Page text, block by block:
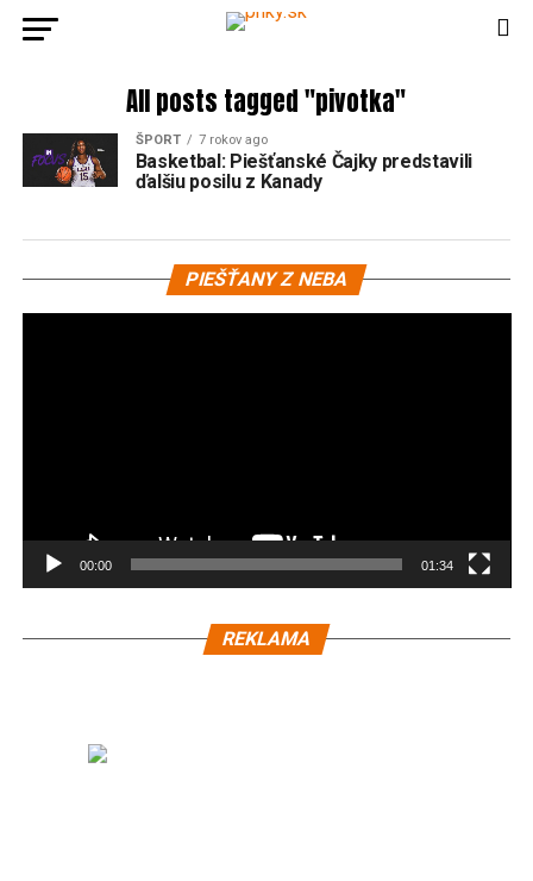
All posts tagged "pivotka"
ŠPORT 7 rokov ago
Basketbal: Piešťanské Čajky predstavili
ďalšiu posilu z Kanady
PIEŠŤANY Z NEBA
00:00 01:34
REKLAMA